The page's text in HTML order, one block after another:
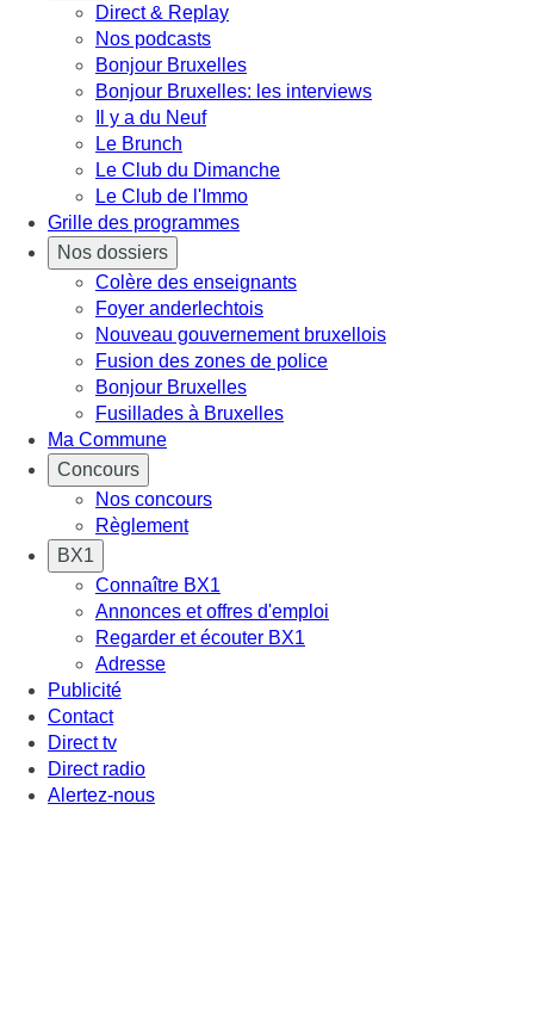
Direct & Replay
Nos podcasts
Bonjour Bruxelles
Bonjour Bruxelles: les interviews
Il y a du Neuf
Le Brunch
Le Club du Dimanche
Le Club de l'Immo
Grille des programmes
Nos dossiers
Colère des enseignants
Foyer anderlechtois
Nouveau gouvernement bruxellois
Fusion des zones de police
Bonjour Bruxelles
Fusillades à Bruxelles
Ma Commune
Concours
Nos concours
Règlement
BX1
Connaître BX1
Annonces et offres d'emploi
Regarder et écouter BX1
Adresse
Publicité
Contact
Direct tv
Direct radio
Alertez-nous